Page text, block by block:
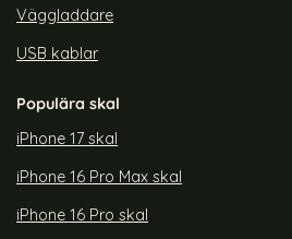
Väggladdare
USB kablar
Populära skal
iPhone 17 skal
iPhone 16 Pro Max skal
iPhone 16 Pro skal